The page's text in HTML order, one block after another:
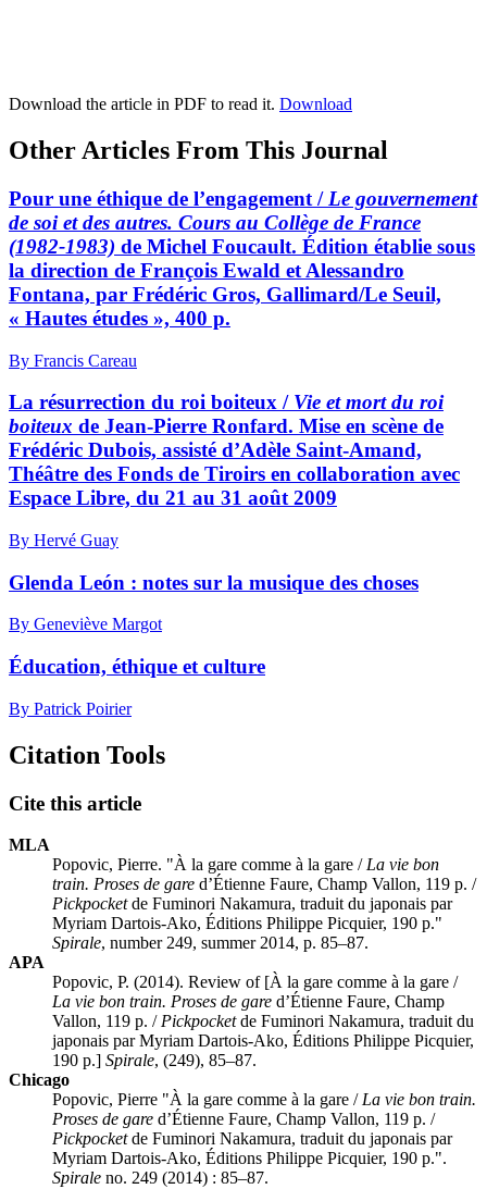
Download the article in PDF to read it. Download
Other Articles From This Journal
Pour une éthique de l’engagement / Le gouvernement
de soi et des autres. Cours au Collège de France
(1982-1983) de Michel Foucault. Édition établie sous
la direction de François Ewald et Alessandro
Fontana, par Frédéric Gros, Gallimard/Le Seuil,
« Hautes études », 400 p.
By Francis Careau
La résurrection du roi boiteux / Vie et mort du roi
boiteux de Jean-Pierre Ronfard. Mise en scène de
Frédéric Dubois, assisté d’Adèle Saint-Amand,
Théâtre des Fonds de Tiroirs en collaboration avec
Espace Libre, du 21 au 31 août 2009
By Hervé Guay
Glenda León : notes sur la musique des choses
By Geneviève Margot
Éducation, éthique et culture
By Patrick Poirier
Citation Tools
Cite this article
MLA
Popovic, Pierre. "À la gare comme à la gare /La vie bon
train. Proses de gare d’Étienne Faure, Champ Vallon, 119 p. /
Pickpocketde Fuminori Nakamura, traduit du japonais par
Myriam Dartois-Ako, Éditions Philippe Picquier, 190 p."
Spirale, number 249, summer 2014, p. 85–87.
APA
Popovic, P. (2014). Review of [À la gare comme à la gare /
La vie bon train. Proses de gare d’Étienne Faure, Champ
Vallon, 119 p. /Pickpocketde Fuminori Nakamura, traduit du
japonais par Myriam Dartois-Ako, Éditions Philippe Picquier,
190 p.] Spirale, (249), 85–87.
Chicago
Popovic, Pierre "À la gare comme à la gare /La vie bon train.
Proses de gare d’Étienne Faure, Champ Vallon, 119 p. /
Pickpocketde Fuminori Nakamura, traduit du japonais par
Myriam Dartois-Ako, Éditions Philippe Picquier, 190 p.".
Spirale no. 249 (2014) : 85–87.